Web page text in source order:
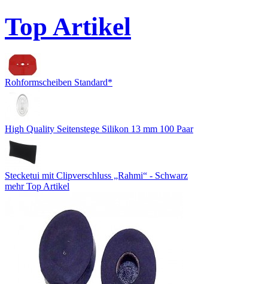
Top Artikel
Rohformscheiben Standard*
High Quality Seitenstege Silikon 13 mm 100 Paar
Stecketui mit Clipverschluss „Rahmi“ - Schwarz
mehr Top Artikel